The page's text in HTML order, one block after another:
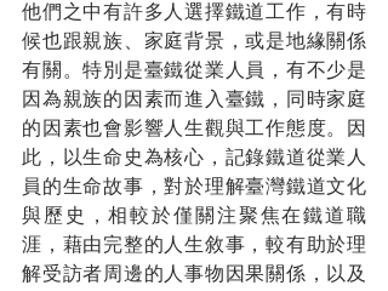
他們之中有許多人選擇鐵道工作，有時
候也跟親族、家庭背景，或是地緣關係
有關。特別是臺鐵從業人員，有不少是
因為親族的因素而進入臺鐵，同時家庭
的因素也會影響人生觀與工作態度。因
此，以生命史為核心，記錄鐵道從業人
員的生命故事，對於理解臺灣鐵道文化
與歷史，相較於僅關注聚焦在鐵道職
涯，藉由完整的人生敘事，較有助於理
解受訪者周邊的人事物因果關係，以及